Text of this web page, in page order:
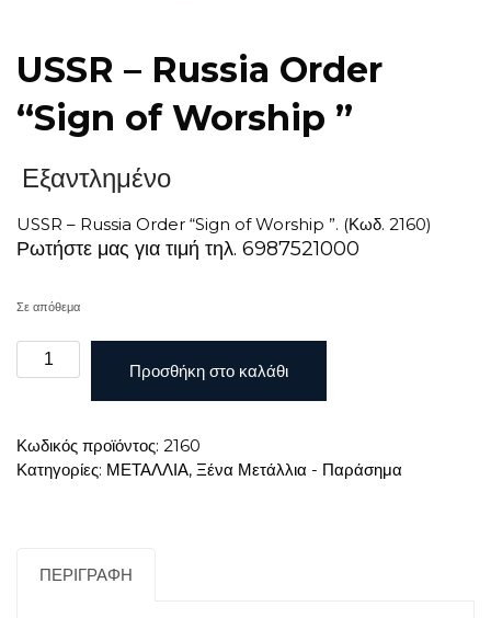
USSR – Russia Order
“Sign of Worship ”
Εξαντλημένο
USSR – Russia Order “Sign of Worship ”. (Κωδ. 2160)
Ρωτήστε μας για τιμή τηλ. 6987521000
Σε απόθεμα
USSR
-
“Sign
of
Προσθήκη στο καλάθι
Κωδικός προϊόντος: 2160
Κατηγορίες: ΜΕΤΑΛΛΙΑ, Ξένα Μετάλλια - Παράσημα
ΠΕΡΙΓΡΑΦΉ